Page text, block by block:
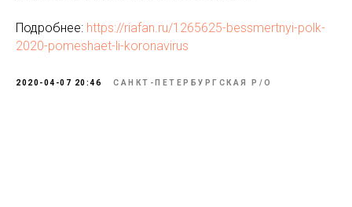
Подробнее: https://riafan.ru/1265625-bessmertnyi-polk-
2020-pomeshaet-li-koronavirus
2020-04-07 20:46 САНКТ-ПЕТЕРБУРГСКАЯ Р/О